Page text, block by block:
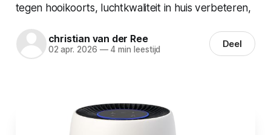
tegen hooikoorts, luchtkwaliteit in huis verbeteren,
christian van der Ree
02 apr. 2026 —4 min leestijd Deel